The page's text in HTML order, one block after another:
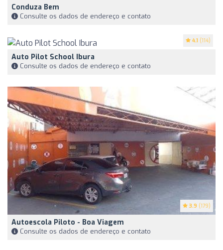
Conduza Bem
Consulte os dados de endereço e contato
4.1 (114)
Auto Pilot School Ibura
Consulte os dados de endereço e contato
3.9 (179)
Autoescola Piloto - Boa Viagem
Consulte os dados de endereço e contato